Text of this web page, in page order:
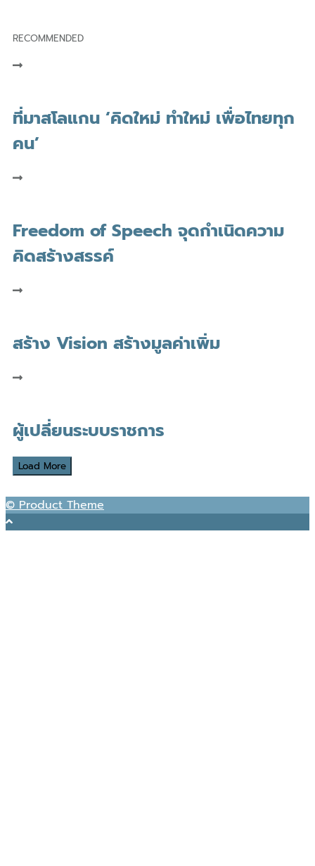
RECOMMENDED
ที่มาสโลแกน ‘คิดใหม่ ทำใหม่ เพื่อไทยทุก
คน’
Freedom of Speech จุดกำเนิดความ
คิดสร้างสรรค์
สร้าง Vision สร้างมูลค่าเพิ่ม
ผู้เปลี่ยนระบบราชการ
Load More
© Product Theme